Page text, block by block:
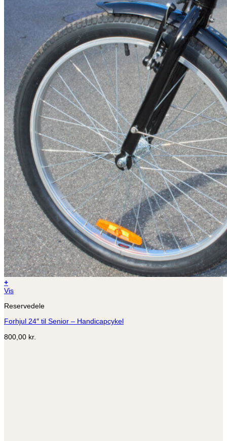
+
Vis
Reservedele
Forhjul 24″ til Senior – Handicapcykel
800,00 kr.